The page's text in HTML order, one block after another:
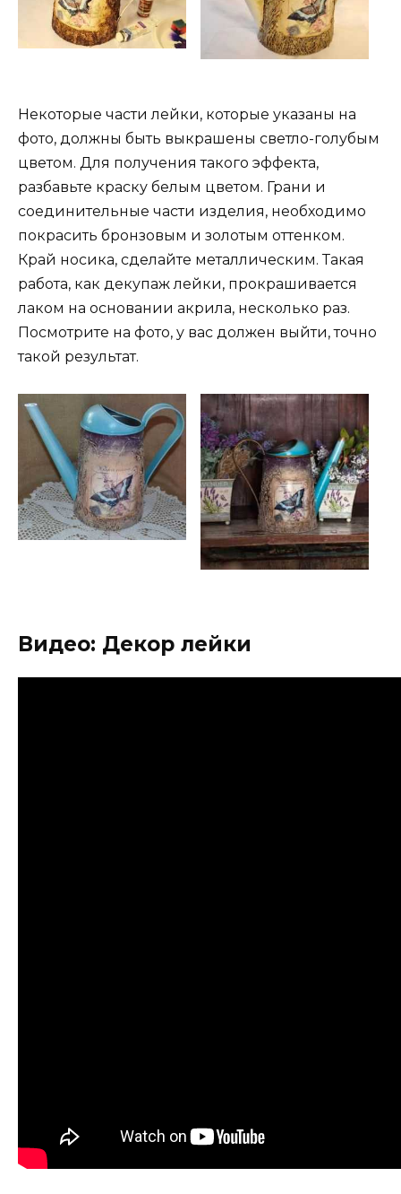
Некоторые части лейки, которые указаны на
фото, должны быть выкрашены светло-голубым
цветом. Для получения такого эффекта,
разбавьте краску белым цветом. Грани и
соединительные части изделия, необходимо
покрасить бронзовым и золотым оттенком.
Край носика, сделайте металлическим. Такая
работа, как декупаж лейки, прокрашивается
лаком на основании акрила, несколько раз.
Посмотрите на фото, у вас должен выйти, точно
такой результат.
Видео: Декор лейки